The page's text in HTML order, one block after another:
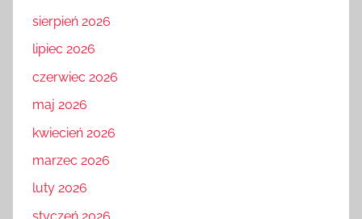
sierpień 2026
lipiec 2026
czerwiec 2026
maj 2026
kwiecień 2026
marzec 2026
luty 2026
styczeń 2026